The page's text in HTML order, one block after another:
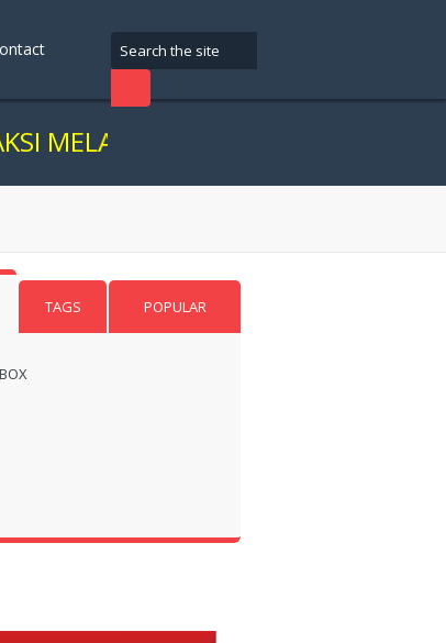
ONLINE, KAMI SARANKAN
TAGS POPULAR